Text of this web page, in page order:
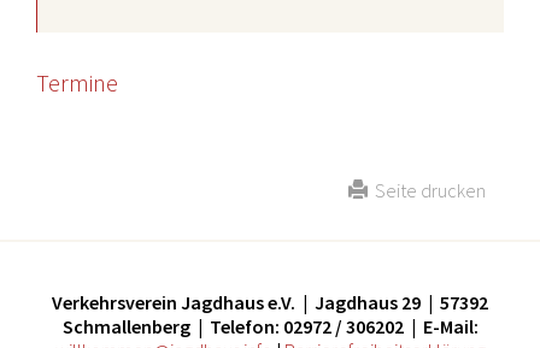
Termine
Seite drucken
Verkehrsverein Jagdhaus e.V. | Jagdhaus 29 | 57392
Schmallenberg | Telefon: 02972 / 306202 | E-Mail: